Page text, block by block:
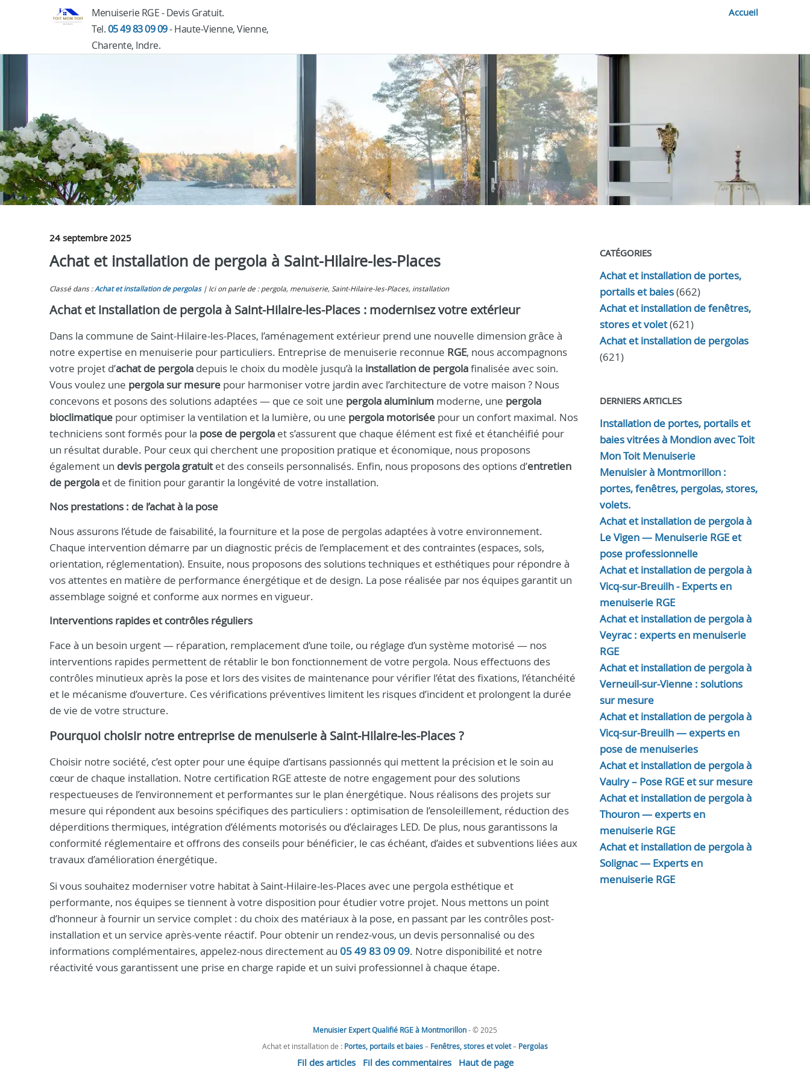
Menuiserie RGE - Devis Gratuit.
Tel.05 49 83 09 09- Haute-Vienne, Vienne,
Charente, Indre.
Accueil
24 septembre 2025
Achat et installation de pergola à Saint-Hilaire-les-Places
Classé dans :Achat et installation de pergolas Ici on parle de : pergola, menuiserie, Saint-Hilaire-les-Places, installation
Achat et installation de pergola à Saint-Hilaire-les-Places : modernisez votre extérieur
Dans la commune de Saint-Hilaire-les-Places, l’aménagement extérieur prend une nouvelle dimension grâce à
notre expertise en menuiserie pour particuliers. Entreprise de menuiserie reconnue RGE, nous accompagnons
votre projet d’achat de pergola depuis le choix du modèle jusqu’à la installation de pergolafinalisée avec soin.
Vous voulez une pergola sur mesure pour harmoniser votre jardin avec l’architecture de votre maison ? Nous
concevons et posons des solutions adaptées — que ce soit une pergola aluminium moderne, une pergola
bioclimatique pour optimiser la ventilation et la lumière, ou une pergola motorisée pour un confort maximal. Nos
techniciens sont formés pour la pose de pergola et s’assurent que chaque élément est fixé et étanchéifié pour
un résultat durable. Pour ceux qui cherchent une proposition pratique et économique, nous proposons
également un devis pergola gratuitet des conseils personnalisés. Enfin, nous proposons des options d’entretien
de pergola et de finition pour garantir la longévité de votre installation.
Nos prestations : de l’achat à la pose
Nous assurons l’étude de faisabilité, la fourniture et la pose de pergolas adaptées à votre environnement.
Chaque intervention démarre par un diagnostic précis de l’emplacement et des contraintes (espaces, sols,
orientation, réglementation). Ensuite, nous proposons des solutions techniques et esthétiques pour répondre à
vos attentes en matière de performance énergétique et de design. La pose réalisée par nos équipes garantit un
assemblage soigné et conforme aux normes en vigueur.
Interventions rapides et contrôles réguliers
Face à un besoin urgent — réparation, remplacement d’une toile, ou réglage d’un système motorisé — nos
interventions rapides permettent de rétablir le bon fonctionnement de votre pergola. Nous effectuons des
contrôles minutieux après la pose et lors des visites de maintenance pour vérifier l’état des fixations, l’étanchéité
et le mécanisme d’ouverture. Ces vérifications préventives limitent les risques d’incident et prolongent la durée
de vie de votre structure.
Pourquoi choisir notre entreprise de menuiserie à Saint-Hilaire-les-Places ?
Choisir notre société, c’est opter pour une équipe d’artisans passionnés qui mettent la précision et le soin au
cœur de chaque installation. Notre certification RGE atteste de notre engagement pour des solutions
respectueuses de l’environnement et performantes sur le plan énergétique. Nous réalisons des projets sur
mesure qui répondent aux besoins spécifiques des particuliers : optimisation de l’ensoleillement, réduction des
déperditions thermiques, intégration d’éléments motorisés ou d’éclairages LED. De plus, nous garantissons la
conformité réglementaire et offrons des conseils pour bénéficier, le cas échéant, d’aides et subventions liées aux
travaux d’amélioration énergétique.
Si vous souhaitez moderniser votre habitat à Saint-Hilaire-les-Places avec une pergola esthétique et
performante, nos équipes se tiennent à votre disposition pour étudier votre projet. Nous mettons un point
d’honneur à fournir un service complet : du choix des matériaux à la pose, en passant par les contrôles post-
installation et un service après-vente réactif. Pour obtenir un rendez-vous, un devis personnalisé ou des
informations complémentaires, appelez-nous directement au 05 49 83 09 09. Notre disponibilité et notre
réactivité vous garantissent une prise en charge rapide et un suivi professionnel à chaque étape.
CATÉGORIES
Achat et installation de portes,
portails et baies(662)
Achat et installation de fenêtres,
stores et volet(621)
Achat et installation de pergolas
(621)
DERNIERS ARTICLES
Installation de portes, portails et
baies vitrées à Mondion avec Toit
Mon Toit Menuiserie
Menuisier à Montmorillon :
portes, fenêtres, pergolas, stores,
volets.
Achat et installation de pergola à
Le Vigen — Menuiserie RGE et
pose professionnelle
Achat et installation de pergola à
Vicq-sur-Breuilh - Experts en
menuiserie RGE
Achat et installation de pergola à
Veyrac : experts en menuiserie
RGE
Achat et installation de pergola à
Verneuil-sur-Vienne : solutions
sur mesure
Achat et installation de pergola à
Vicq-sur-Breuilh — experts en
pose de menuiseries
Achat et installation de pergola à
Vaulry – Pose RGE et sur mesure
Achat et installation de pergola à
Thouron — experts en
menuiserie RGE
Achat et installation de pergola à
Solignac — Experts en
menuiserie RGE
Menuisier Expert Qualifié RGE à Montmorillon- © 2025
Achat et installation de : Portes, portails et baies– Fenêtres, stores et volet– Pergolas
Fil des articles Fil des commentaires Haut de page